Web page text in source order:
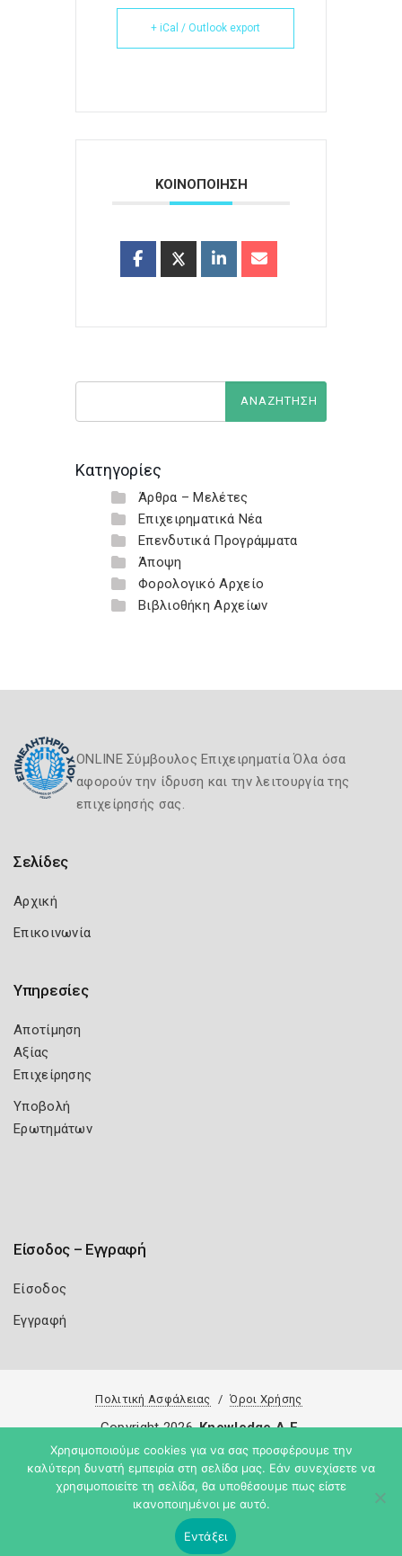
+ iCal / Outlook export
ΚΟΙΝΟΠΟΙΗΣΗ
Κατηγορίες
Άρθρα – Μελέτες
Επιχειρηματικά Νέα
Επενδυτικά Προγράμματα
Άποψη
Φορολογικό Αρχείο
Βιβλιοθήκη Αρχείων
ONLINE Σύμβουλος Επιχειρηματία Όλα όσα
αφορούν την ίδρυση και την λειτουργία της
επιχείρησής σας.
Σελίδες
Αρχική
Επικοινωνία
Υπηρεσίες
Αποτίμηση
Αξίας
Επιχείρησης
Υποβολή
Ερωτημάτων
Είσοδος – Εγγραφή
Είσοδος
Εγγραφή
Πολιτική Ασφάλειας Όροι Χρήσης
Copyright 2026 Knowledge A.E.
Χρησιμοποιούμε cookies για να σας προσφέρουμε την
καλύτερη δυνατή εμπειρία στη σελίδα μας. Εάν συνεχίσετε να
χρησιμοποιείτε τη σελίδα, θα υποθέσουμε πως είστε
ικανοποιημένοι με αυτό.
Εντάξει